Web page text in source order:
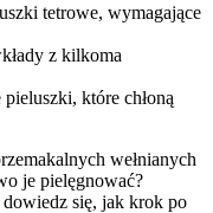
tetrowe, wymagające
z kilkoma
pieluszki, które chłoną
wełnianych
je pielęgnować?
się, jak krok po